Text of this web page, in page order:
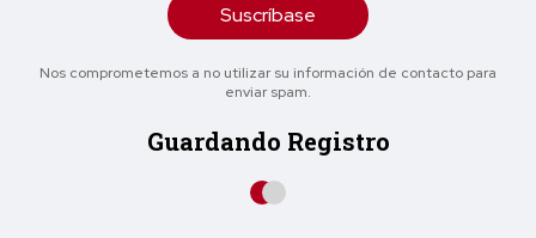
Suscríbase
Nos comprometemos a no utilizar su información de contacto para
enviar spam.
Guardando Registro